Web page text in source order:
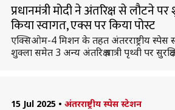
प्रधानमंत्री मोदी ने अंतरिक्ष से लौटने
किया स्वागत, एक्स पर किया पोस्ट
एक्सिओम-4 मिशन के तहत अंतरराष्ट्रीय स्पेस
शुक्ला समेत 3 अन्य अंतरिक्ष यात्री पृथ्वी पर
15 Jul 2025 • अंतरराष्ट्रीय स्पेस स्टेशन